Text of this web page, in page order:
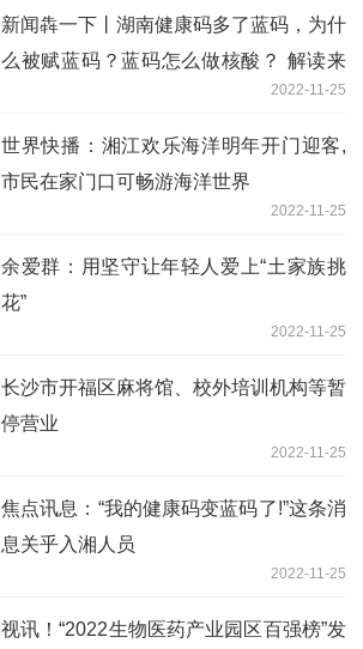
新闻犇一下丨湖南健康码多了蓝码，为什
么被赋蓝码？蓝码怎么做核酸？ 解读来
2022-11-25
世界快播：湘江欢乐海洋明年开门迎客,
市民在家门口可畅游海洋世界
2022-11-25
余爱群：用坚守让年轻人爱上“土家族挑
花”
2022-11-25
长沙市开福区麻将馆、校外培训机构等暂
停营业
2022-11-25
焦点讯息：“我的健康码变蓝码了!”这条消
息关乎入湘人员
2022-11-25
视讯！“2022生物医药产业园区百强榜”发